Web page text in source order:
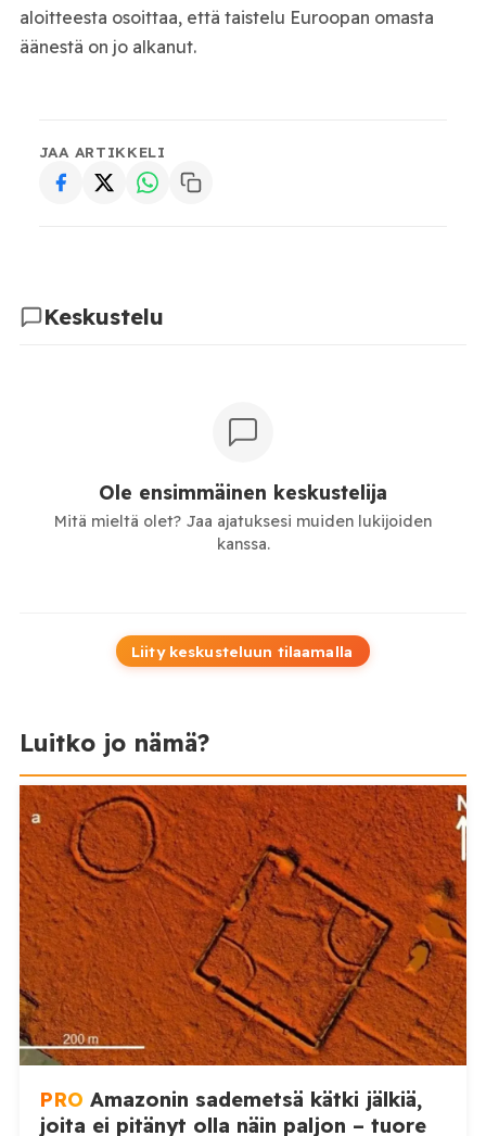
aloitteesta osoittaa, että taistelu Euroopan omasta
äänestä on jo alkanut.
JAA ARTIKKELI
Keskustelu
Ole ensimmäinen keskustelija
Mitä mieltä olet? Jaa ajatuksesi muiden lukijoiden
kanssa.
Liity keskusteluun tilaamalla
Luitko jo nämä?
PRO Amazonin sademetsä kätki jälkiä,
joita ei pitänyt olla näin paljon – tuore